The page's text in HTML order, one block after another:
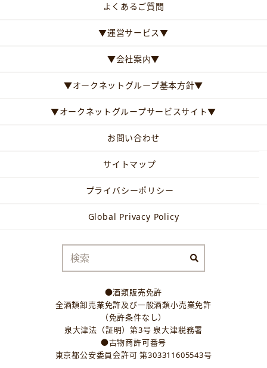
よくあるご質問
▼運営サービス▼
▼会社案内▼
▼オークネットグループ基本方針▼
▼オークネットグループサービスサイト▼
お問い合わせ
サイトマップ
プライバシーポリシー
Global Privacy Policy
●酒類販売免許
全酒類卸売業免許及び一般酒類小売業免許
（免許条件なし）
泉大津法（証明）第3号 泉大津税務署
●古物商許可番号
東京都公安委員会許可 第303311605543号